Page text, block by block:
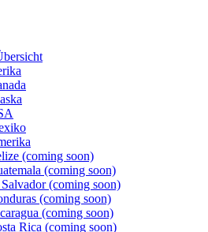
(coming soon)
(coming soon)
(coming soon)
(coming soon)
(coming soon)
Rica (coming soon)